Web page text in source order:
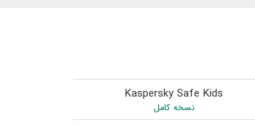
Kaspersky Safe Kids
نسخه کامل